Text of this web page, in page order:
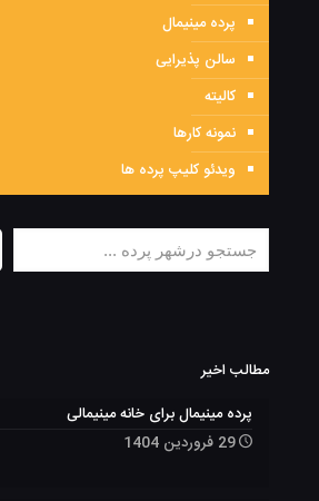
پرده مینیمال
سالن پذیرایی
کالیته
نمونه کارها
ویدئو کلیپ پرده ها
جستجو
مطالب اخیر
پرده مینیمال برای خانه مینیمالی
29 فروردین 1404